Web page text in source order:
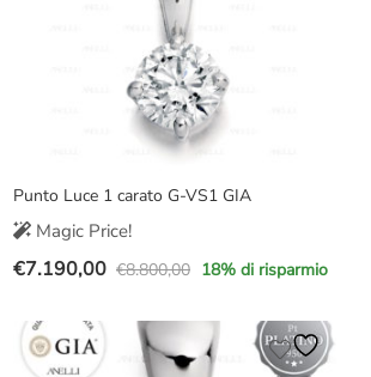
Punto Luce 1 carato G-VS1 GIA
Magic Price!
€8.800,00
Il
originale
€7.190,00
Il
attuale
18% di risparmio